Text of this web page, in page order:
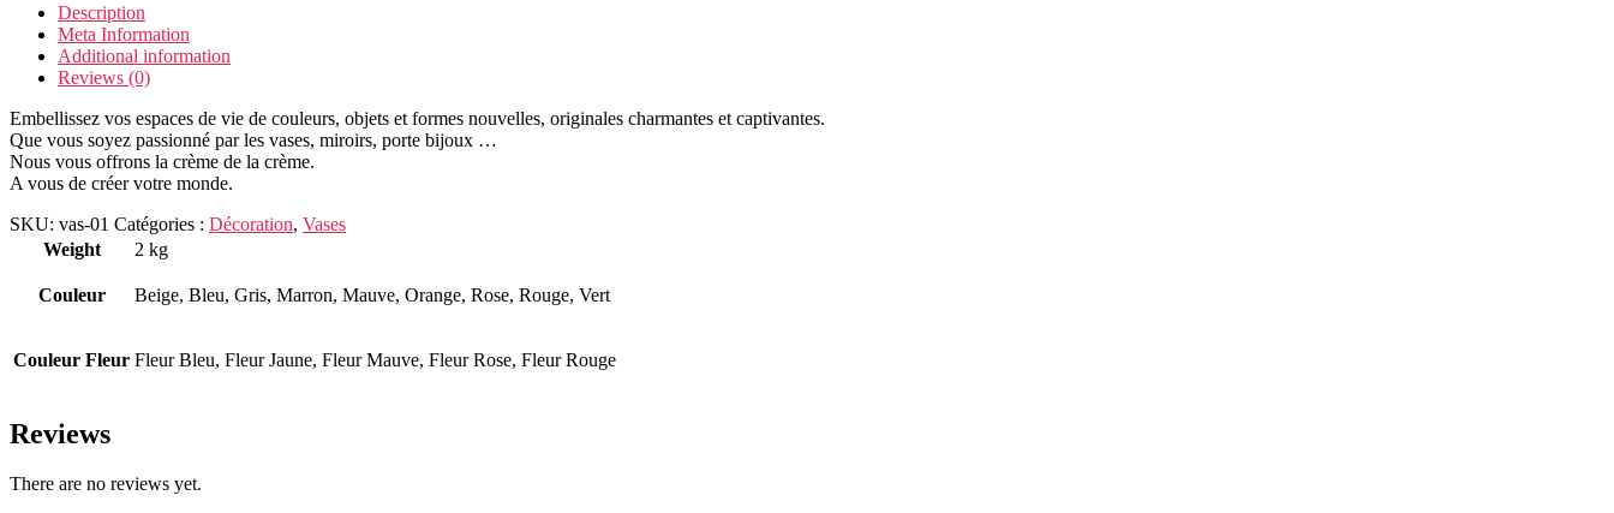
Description
Meta Information
Additional information
Reviews (0)
Embellissez vos espaces de vie de couleurs, objets et formes nouvelles, originales charmantes et captivantes.
Que vous soyez passionné par les vases, miroirs, porte bijoux …
Nous vous offrons la crème de la crème.
A vous de créer votre monde.
SKU: vas-01 Catégories : Décoration, Vases
Weight
2 kg
Couleur Beige, Bleu, Gris, Marron, Mauve, Orange, Rose, Rouge, Vert
Couleur Fleur Fleur Bleu, Fleur Jaune, Fleur Mauve, Fleur Rose, Fleur Rouge
Reviews
There are no reviews yet.